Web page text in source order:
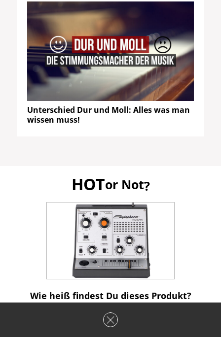
Unterschied Dur und Moll: Alles was man
wissen muss!
HOTor Not?
Wie heiß findest Du dieses Produkt?